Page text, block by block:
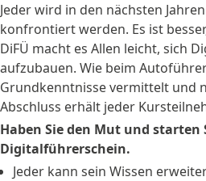
Jeder wird in den nächsten
konfrontiert werden. Es ist
DiFÜ macht es Allen leicht, sich
aufzubauen. Wie beim
Grundkenntnisse vermittelt und
Abschluss erhält jeder
Haben Sie den Mut und starten
Digitalführerschein.
Jeder kann sein Wissen